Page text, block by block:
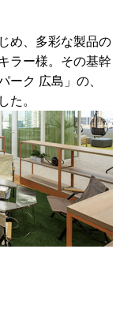
め、多彩な製品の
ラー様。その基幹
ーク 広島」の、
た。